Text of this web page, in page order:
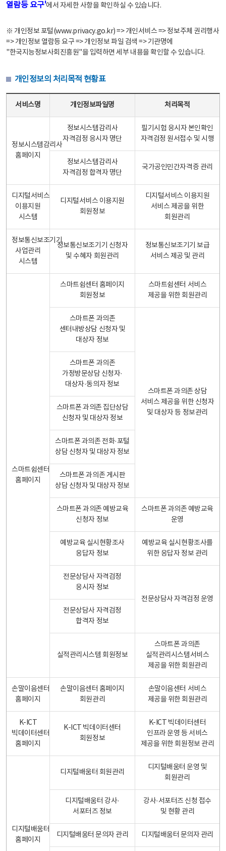
열람등 요구'에서 자세한 사항을 확인하실 수 있습니다.
※ 개인정보 포털(www.privacy.go.kr) => 개인서비스 => 정보주체 권리행사
=> 개인정보 열람등 요구 => 개인정보 파일 검색 => 기관명에
"한국지능정보사회진흥원"을 입력하면 세부 내용을 확인할 수 있습니다.
개인정보의 처리목적 현황표
서비스명 개인정보파일명 처리목적
정보시스템감리사
홈페이지
정보시스템감리사
자격검정 응시자 명단
필기시험 응시자 본인확인
자격검정 원서접수 및 시행
정보시스템감리사
자격검정 합격자 명단
국가공인민간자격증 관리
디지털서비스
이용지원
시스템
디지털서비스 이용지원
회원정보
디지털서비스 이용지원
서비스 제공을 위한
회원관리
정보통신보조기기
사업관리
시스템
정보통신보조기기 신청자
및 수혜자 회원관리
정보통신보조기기 보급
서비스 제공 및 관리
스마트쉼센터
홈페이지
스마트쉼센터 홈페이지
회원정보
스마트쉼센터 서비스
제공을 위한 회원관리
스마트폰 과의존
센터내방상담 신청자 및
대상자 정보
스마트폰 과의존 상담
서비스 제공을 위한 신청자
및 대상자 등 정보관리
스마트폰 과의존
가정방문상담 신청자·
대상자·동의자 정보
스마트폰 과의존 집단상담
신청자 및 대상자 정보
스마트폰 과의존 전화·포털
상담 신청자 및 대상자 정보
스마트폰 과의존 게시판
상담 신청자 및 대상자 정보
스마트폰 과의존 예방교육
신청자 정보
스마트폰 과의존 예방교육
운영
예방교육 실시현황조사
응답자 정보
예방교육 실시현황조사를
위한 응답자 정보 관리
전문상담사 자격검정
응시자 정보
전문상담사 자격검정 운영
전문상담사 자격검정
합격자 정보
실적관리시스템 회원정보
스마트폰 과의존
실적관리시스템서비스
제공을 위한 회원관리
손말이음센터
홈페이지
손말이음센터 홈페이지
회원관리
손말이음센터 서비스
제공을 위한 회원관리
K-ICT
빅데이터센터
홈페이지
K-ICT 빅데이터센터
회원정보
K-ICT 빅데이터센터
인프라 운영 등 서비스
제공을 위한 회원정보 관리
디지털배움터
홈페이지
디지털배움터 회원관리
디지털배움터 운영 및
회원관리
디지털배움터 강사·
서포터즈 정보
강사·서포터즈 신청 접수
및 현황 관리
디지털배움터 문의자 관리 디지털배움터 문의자 관리